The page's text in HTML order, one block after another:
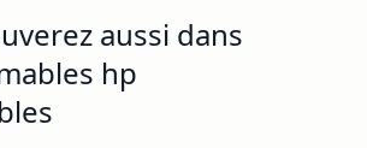
aussi dans
hp